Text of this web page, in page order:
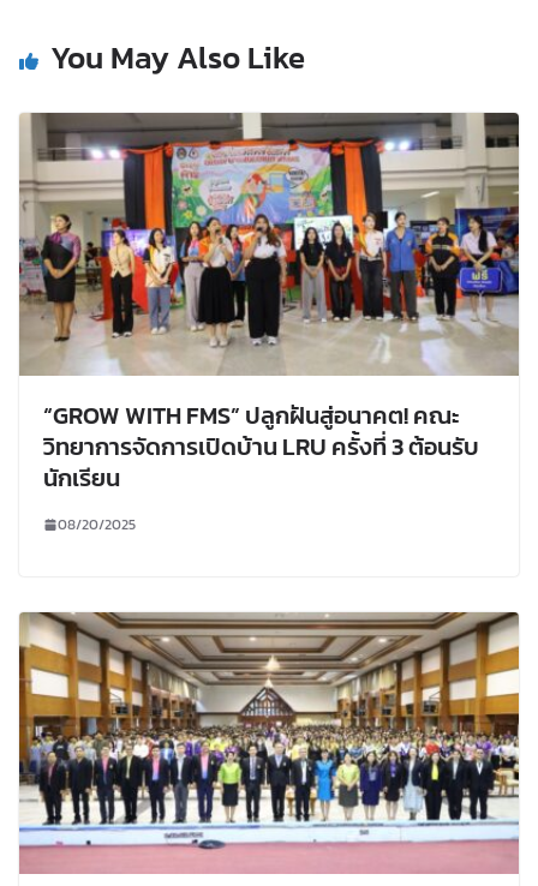
You May Also Like
“GROW WITH FMS” ปลูกฝันสู่อนาคต! คณะ
วิทยาการจัดการเปิดบ้าน LRU ครั้งที่ 3 ต้อนรับ
นักเรียน
08/20/2025